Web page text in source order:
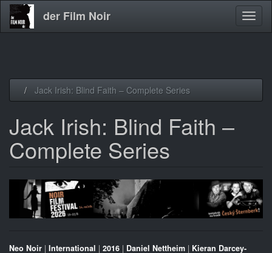
der Film Noir
Jack Irish: Blind Faith – Complete Series
Jack Irish: Blind Faith –
Complete Series
Neo Noir | International | 2016 | Daniel Nettheim | Kieran Darcey-